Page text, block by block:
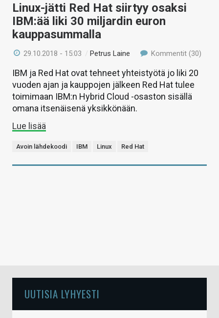
Linux-jätti Red Hat siirtyy osaksi
IBM:ää liki 30 miljardin euron
kauppasummalla
29.10.2018 - 15:03 /Petrus Laine Kommentit (30)
IBM ja Red Hat ovat tehneet yhteistyötä jo liki 20
vuoden ajan ja kauppojen jälkeen Red Hat tulee
toimimaan IBM:n Hybrid Cloud -osaston sisällä
omana itsenäisenä yksikkönään.
Lue lisää
Avoin lähdekoodi IBM Linux Red Hat
UUTISIA LYHYESTI